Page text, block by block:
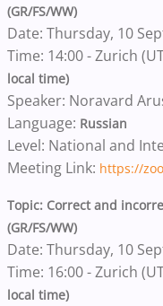
(GR/FS/WW)
Date: Thursday, 10
Time: 14:00 - Zurich
local time)
Speaker: Noravard
Language: Russian
Level: National and
Meeting Link: https://
Topic: Correct and
(GR/FS/WW)
Date: Thursday, 10
Time: 16:00 - Zurich
local time)